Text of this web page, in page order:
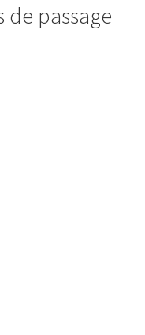
de passage